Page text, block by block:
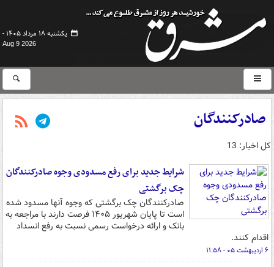
یکشنبه ۱۸ مرداد ۱۴۰۵ -
Aug 9 2026
صادرکنندگان
کل اخبار: 13
شرایط جدید برای رفع مسدودی وجوه صادرکنندگان
چک برگشتی
صادرکنندگان چک برگشتی که وجوه آنها مسدود شده
است تا پایان شهریور ۱۴۰۵ فرصت دارند با مراجعه به
بانک و ارائه درخواست رسمی نسبت به رفع انسداد
اقدام کنند.
۶ اردیبهشت ۰۵ - ۱۱:۵۸